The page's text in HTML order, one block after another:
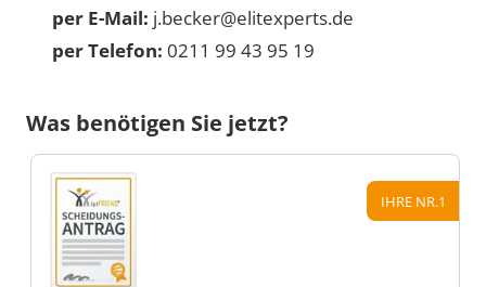
per E-Mail: j.becker@elitexperts.de
per Telefon: 0211 99 43 95 19
Was benötigen Sie jetzt?
IHRE NR.1